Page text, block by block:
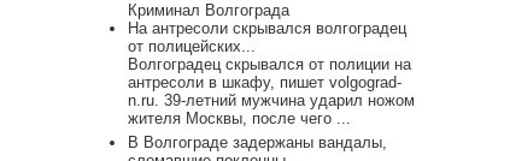
Криминал Волгограда
На антресоли скрывался волгоградец
от полицейских...
Волгоградец скрывался от полиции на
антресоли в шкафу, пишет volgograd-
n.ru. 39-летний мужчина ударил ножом
жителя Москвы, после чего ...
В Волгограде задержаны вандалы,